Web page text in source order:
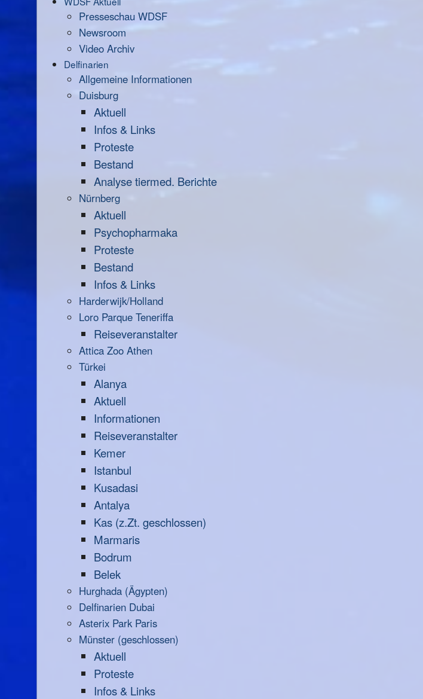
Presseschau WDSF
Newsroom
Video Archiv
Delfinarien
Allgemeine Informationen
Duisburg
Aktuell
Infos & Links
Proteste
Bestand
Analyse tiermed. Berichte
Nürnberg
Aktuell
Psychopharmaka
Proteste
Bestand
Infos & Links
Harderwijk/Holland
Loro Parque Teneriffa
Reiseveranstalter
Attica Zoo Athen
Türkei
Alanya
Aktuell
Informationen
Reiseveranstalter
Kemer
Istanbul
Kusadasi
Antalya
Kas (z.Zt. geschlossen)
Marmaris
Bodrum
Belek
Hurghada (Ägypten)
Delfinarien Dubai
Asterix Park Paris
Münster (geschlossen)
Aktuell
Proteste
Infos & Links